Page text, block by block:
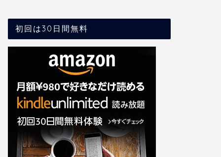
初回は30日間無料